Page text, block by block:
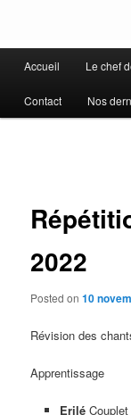
Stolat
menu
Skip
to
Accueil Le chef
Contact Nos
2022
Posted on10
Révision des
Apprentissage
Erilé